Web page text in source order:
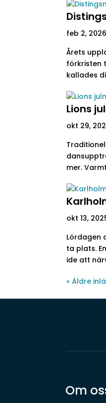
feb 2, 2026
Årets
förkristen
kallades
Lions
okt 29,
mer.
okt 13,
Lördagen
ta plats.
ide att
« Äldre
Om